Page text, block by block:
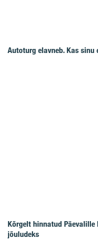
Autoturg elavneb. Kas
Kõrgelt hinnatud
jõuludeks